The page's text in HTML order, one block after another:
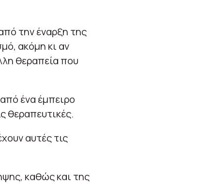
την έναρξη της
ακόμη κι αν
θεραπεία που
ένα έμπειρο
θεραπευτικές.
αυτές τις
καθώς και της